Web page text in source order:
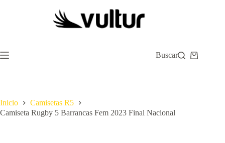
Buscar
Carro
Inicio
Camisetas R5
Camiseta Rugby 5 Barrancas Fem 2023 Final Nacional